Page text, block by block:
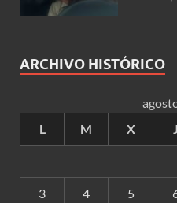
ARCHIVO HISTÓRICO
L
M X J
3 4 5